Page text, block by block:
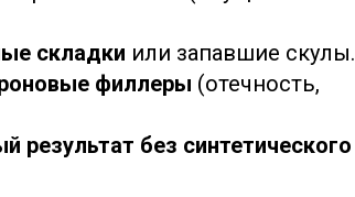
складки или запавшие скулы.
филлеры (отечность,
результат без синтетического